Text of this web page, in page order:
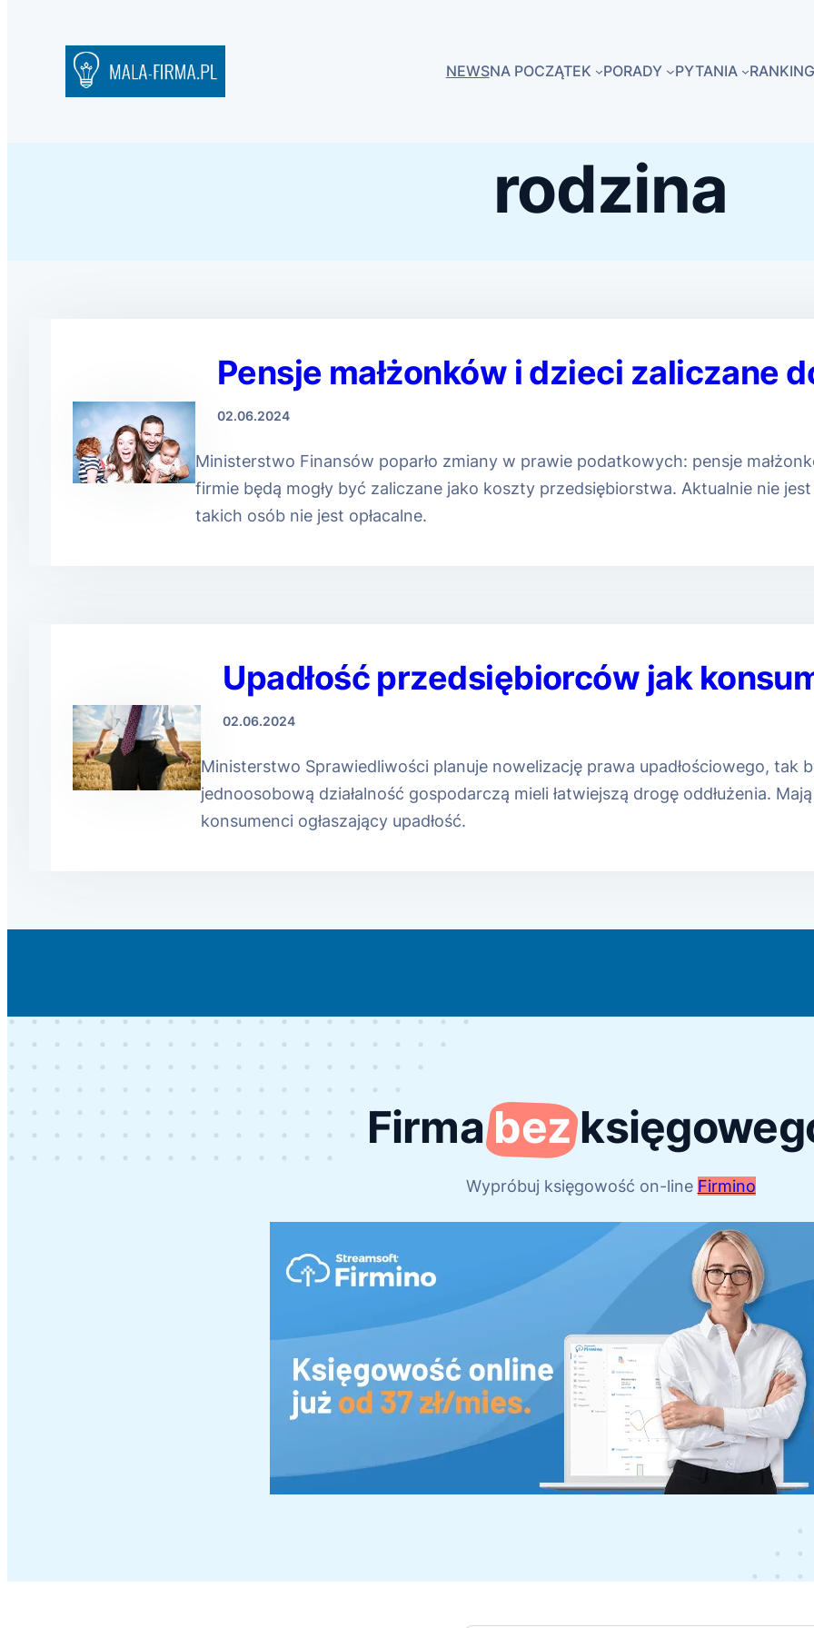
NEWSNA POCZĄTEK PORADY PYTANIA
rodzina
Pensje małżonków i dzieci zaliczane
02.06.2024
Ministerstwo Finansów poparło zmiany w prawie podatkowych: pensje
firmie będą mogły być zaliczane jako koszty przedsiębiorstwa. Aktualnie nie
takich osób nie jest opłacalne.
Upadłość przedsiębiorców jak
02.06.2024
Ministerstwo Sprawiedliwości planuje nowelizację prawa upadłościowego, tak
jednoosobową działalność gospodarczą mieli łatwiejszą drogę oddłużenia.
konsumenci ogłaszający upadłość.
Firmabez
Wypróbuj księgowość on-line Firmino